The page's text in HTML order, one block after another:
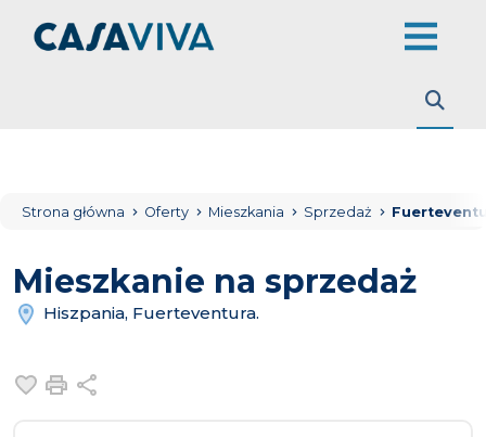
Strona główna Oferty Mieszkania Sprzedaż
Mieszkanie na sprzedaż
Hiszpania, Fuerteventura.
Dodaj do ulubionych
Drukuj